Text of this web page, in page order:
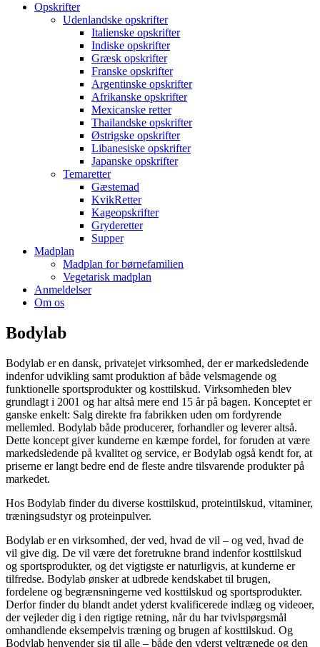
Opskrifter
Udenlandske opskrifter
Italienske opskrifter
Indiske opskrifter
Græsk opskrifter
Franske opskrifter
Argentinske opskrifter
Afrikanske opskrifter
Mexicanske retter
Thailandske opskrifter
Østrigske opskrifter
Libanesiske opskrifter
Japanske opskrifter
Temaretter
Gæstemad
KvikRetter
Kageopskrifter
Gryderetter
Supper
Madplan
Madplan for børnefamilien
Vegetarisk madplan
Anmeldelser
Om os
Bodylab
Bodylab er en dansk, privatejet virksomhed, der er markedsledende
indenfor udvikling samt produktion af både velsmagende og
funktionelle sportsprodukter og kosttilskud. Virksomheden blev
grundlagt i 2001 og har altså mere end 15 år på bagen. Konceptet er
ganske enkelt: Salg direkte fra fabrikken uden om fordyrende
mellemled. Bodylab både producerer, forhandler og leverer altså.
Dette koncept giver kunderne en kæmpe fordel, for foruden at være
markedsledende på kvalitet og service, er Bodylab også kendt for, at
priserne er langt bedre end de fleste andre tilsvarende produkter på
markedet.
Hos Bodylab finder du diverse kosttilskud, proteintilskud, vitaminer,
træningsudstyr og proteinpulver.
Bodylab er en virksomhed, der ved, hvad de vil – og ved, hvad de
vil give dig. De vil være det foretrukne brand indenfor kosttilskud
og sportsprodukter, og det vigtigste er naturligvis, at kunderne er
tilfredse. Bodylab ønsker at udbrede kendskabet til brugen,
fordelene og begrænsningerne ved kosttilskud og sportsprodukter.
Derfor finder du blandt andet yderst kvalificerede indlæg og videoer,
der vejleder dig i den rigtige retning, når du har tvivlspørgsmål
omhandlende eksempelvis træning og brugen af kosttilskud. Og
Bodylab henvender sig til alle – både den yderst veltrænede og den